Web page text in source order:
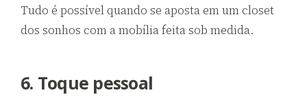
Tudo é possível quando se aposta em um closet
dos sonhos com a mobília feita sob medida.
6. Toque pessoal